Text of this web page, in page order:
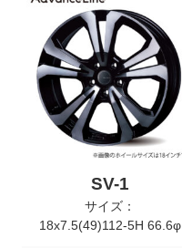
SV-1
サイズ：
18x7.5(49)112-5H 66.6φ